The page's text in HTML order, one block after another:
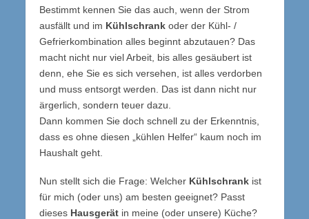
Bestimmt kennen Sie das auch, wenn der Strom
ausfällt und im Kühlschrankoder der Kühl- /
Gefrierkombination alles beginnt abzutauen? Das
macht nicht nur viel Arbeit, bis alles gesäubert ist
denn, ehe Sie es sich versehen, ist alles verdorben
und muss entsorgt werden. Das ist dann nicht nur
ärgerlich, sondern teuer dazu.
Dann kommen Sie doch schnell zu der Erkenntnis,
dass es ohne diesen „kühlen Helfer“ kaum noch im
Haushalt geht.
Nun stellt sich die Frage: Welcher Kühlschrankist
für mich (oder uns) am besten geeignet? Passt
dieses Hausgerätin meine (oder unsere) Küche?